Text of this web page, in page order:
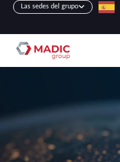
Las sedes del grupo